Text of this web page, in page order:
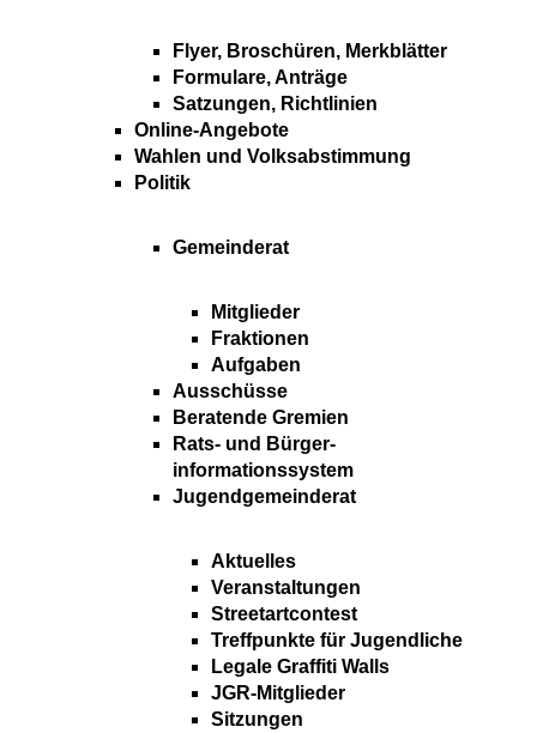
Flyer, Broschüren, Merkblätter
Formulare, Anträge
Satzungen, Richtlinien
Online-Angebote
Wahlen und Volksabstimmung
Politik
Gemeinderat
Mitglieder
Fraktionen
Aufgaben
Ausschüsse
Beratende Gremien
Rats- und Bürger-
informationssystem
Jugendgemeinderat
Aktuelles
Veranstaltungen
Streetartcontest
Treffpunkte für Jugendliche
Legale Graffiti Walls
JGR-Mitglieder
Sitzungen